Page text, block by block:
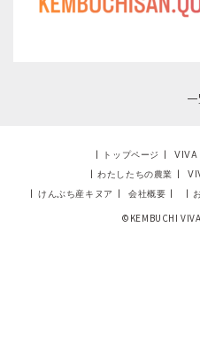
| トップページ | VIVA
| わたしたちの農業 |
| けんぶち産キヌア | 会社概要 | |
©KEMBUCHI